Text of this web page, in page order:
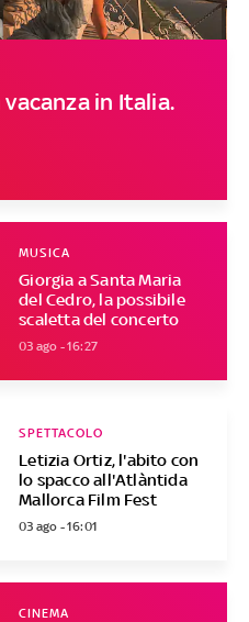
in Italia.
Giorgia a Santa Maria
del Cedro, la possibile
scaletta del concerto
MUSICA
03 ago - 16:27
Letizia Ortiz, l'abito con
lo spacco all'Atlàntida
Mallorca Film Fest
SPETTACOLO
03 ago - 16:01
CINEMA